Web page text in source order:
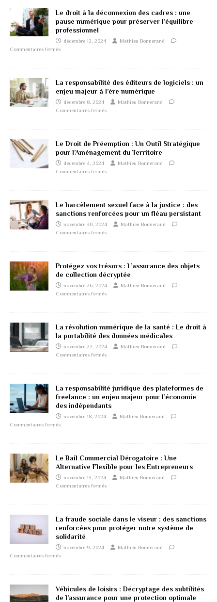
Le droit à la déconnexion des cadres : une
pause numérique pour préserver l’équilibre
professionnel
décembre 12, 2024
Mathieu Bonnerand
Commentaires fermés
La responsabilité des éditeurs de logiciels : un
enjeu majeur à l’ère numérique
décembre 8, 2024
Mathieu Bonnerand
Commentaires fermés
Le Droit de Préemption : Un Outil Stratégique
pour l’Aménagement du Territoire
décembre 4, 2024
Mathieu Bonnerand
Commentaires fermés
Le harcèlement sexuel face à la justice : des
sanctions renforcées pour un fléau persistant
novembre 30, 2024
Mathieu Bonnerand
Commentaires fermés
Protégez vos trésors : L’assurance des objets
de collection décryptée
novembre 26, 2024
Mathieu Bonnerand
Commentaires fermés
La révolution numérique de la santé : Le droit à
la portabilité des données médicales
novembre 22, 2024
Mathieu Bonnerand
Commentaires fermés
La responsabilité juridique des plateformes de
freelance : un enjeu majeur pour l’économie
des indépendants
novembre 18, 2024
Mathieu Bonnerand
Commentaires fermés
Le Bail Commercial Dérogatoire : Une
Alternative Flexible pour les Entrepreneurs
novembre 13, 2024
Mathieu Bonnerand
Commentaires fermés
La fraude sociale dans le viseur : des sanctions
renforcées pour protéger notre système de
solidarité
novembre 9, 2024
Mathieu Bonnerand
Commentaires fermés
Véhicules de loisirs : Décryptage des subtilités
de l’assurance pour une protection optimale